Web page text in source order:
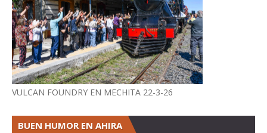
VULCAN FOUNDRY EN MECHITA 22-3-26
BUEN HUMOR EN AHIRA